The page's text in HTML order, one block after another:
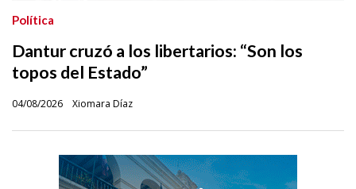
Dantur cruzó a los libertarios: “Son los
topos del Estado”
Xiomara Díaz
Política
04/08/2026